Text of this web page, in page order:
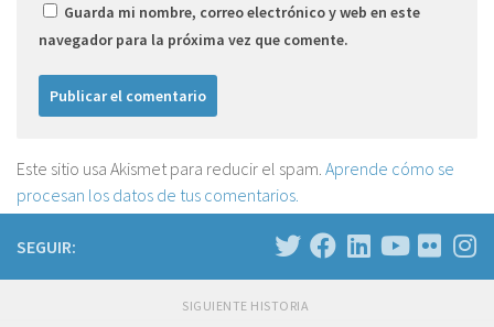
Guarda mi nombre, correo electrónico y web en este
navegador para la próxima vez que comente.
Este sitio usa Akismet para reducir el spam. Aprende cómo se
procesan los datos de tus comentarios.
SEGUIR:
SIGUIENTE HISTORIA